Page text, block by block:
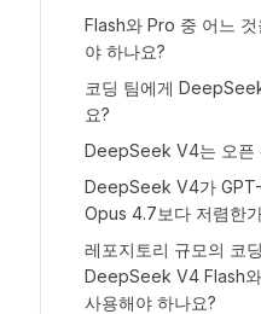
Flash와 Pro 중 어느
야 하나요?
코딩 팀에게
요?
DeepSeek V4는 오픈
DeepSeek V4가
Opus 4.7보다 저렴한
레포지토리 규모의 코
DeepSeek V4 Flash
사용해야 하나요?